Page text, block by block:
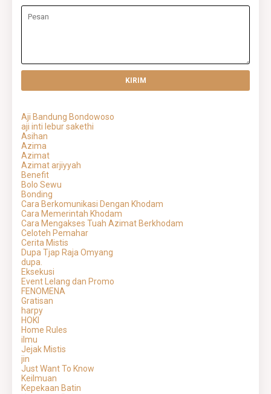
Aji Bandung Bondowoso
aji inti lebur sakethi
Asihan
Azima
Azimat
Azimat arjiyyah
Benefit
Bolo Sewu
Bonding
Cara Berkomunikasi Dengan Khodam
Cara Memerintah Khodam
Cara Mengakses Tuah Azimat Berkhodam
Celoteh Pemahar
Cerita Mistis
Dupa Tjap Raja Omyang
dupa.
Eksekusi
Event Lelang dan Promo
FENOMENA
Gratisan
harpy
HOKI
Home Rules
ilmu
Jejak Mistis
jin
Just Want To Know
Keilmuan
Kepekaan Batin